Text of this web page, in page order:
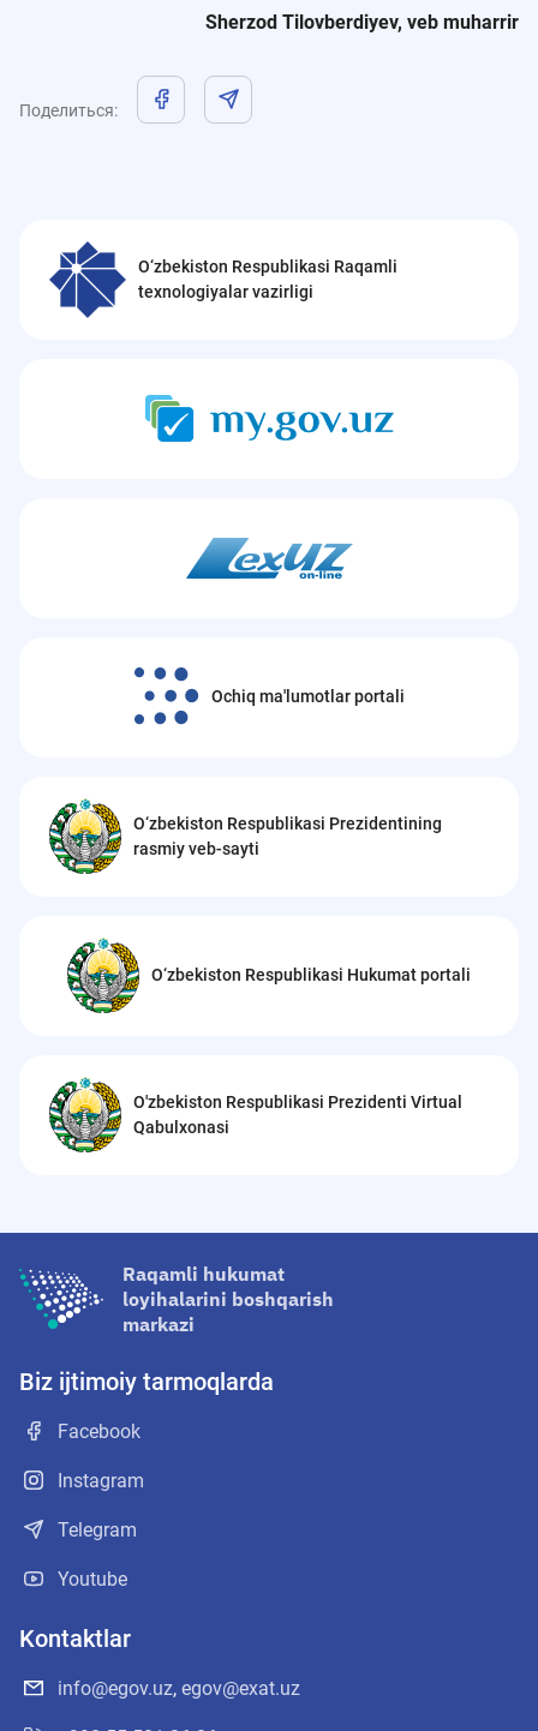
Sherzod Tilovberdiyev, veb muharrir
Поделиться:
O‘zbekiston Respublikasi Raqamli
texnologiyalar vazirligi
Ochiq ma'lumotlar portali
O‘zbekiston Respublikasi Prezidentining
rasmiy veb-sayti
O‘zbekiston Respublikasi Hukumat portali
O'zbekiston Respublikasi Prezidenti Virtual
Qabulxonasi
Raqamli hukumat
loyihalarini boshqarish
markazi
Biz ijtimoiy tarmoqlarda
Facebook
Instagram
Telegram
Youtube
Kontaktlar
info@egov.uz, egov@exat.uz